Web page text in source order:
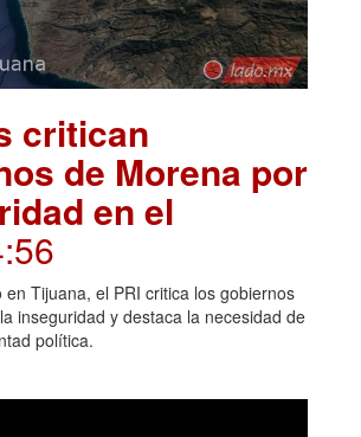
critican
de Morena por
en el
en Tijuana, el PRI critica los gobiernos
inseguridad y destaca la necesidad de
política.